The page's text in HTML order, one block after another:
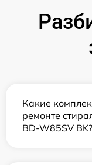
Какие
ремонте
BD-W85SV BK?